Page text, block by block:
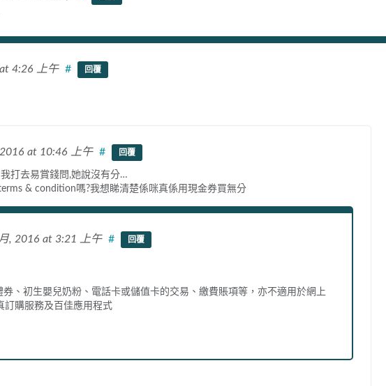
at 4:26 上午 # 回覆
at 10:46 上午 # 回覆
打去易賞錢問,她說沒有分…
& condition嗎?我想睇清楚係咪真係用現金券買無分
, 2016 at 3:21 上午 # 回覆
券、初生嬰兒奶粉、電話卡或儲值卡的交易、繳費賬項等，亦不適用於網上
訂購服務及百佳應用程式